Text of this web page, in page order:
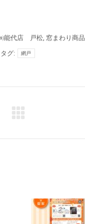
能代店 戸松, 窓まわり商品
タグ: 網戸